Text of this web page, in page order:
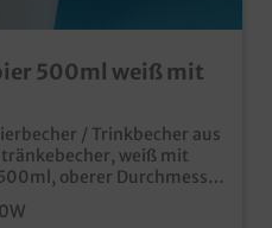
500ml weiß mit
/ Trinkbecher aus
weiß mit
oberer Durchmesser